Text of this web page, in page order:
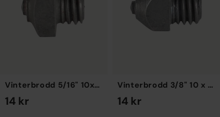
Vinterbrodd 5/16" 10x7mm
14 kr
Vinterbrodd 3/8" 10 x 9 mm
14 kr